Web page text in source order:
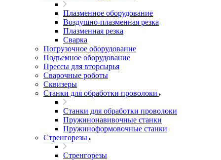
Плазменное оборудование
Воздушно-плазменная резка
Плазменная резка
Сварка
Погрузочное оборудование
Подъемное оборудование
Прессы для вторсырья
Сварочные роботы
Сквизеры
Станки для обработки проволоки
Станки для обработки проволоки
Пружинонавивочные станки
Пружиноформовочные станки
Стренгорезы
Стренгорезы